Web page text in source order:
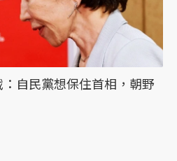
自民黨想保住首相，朝野